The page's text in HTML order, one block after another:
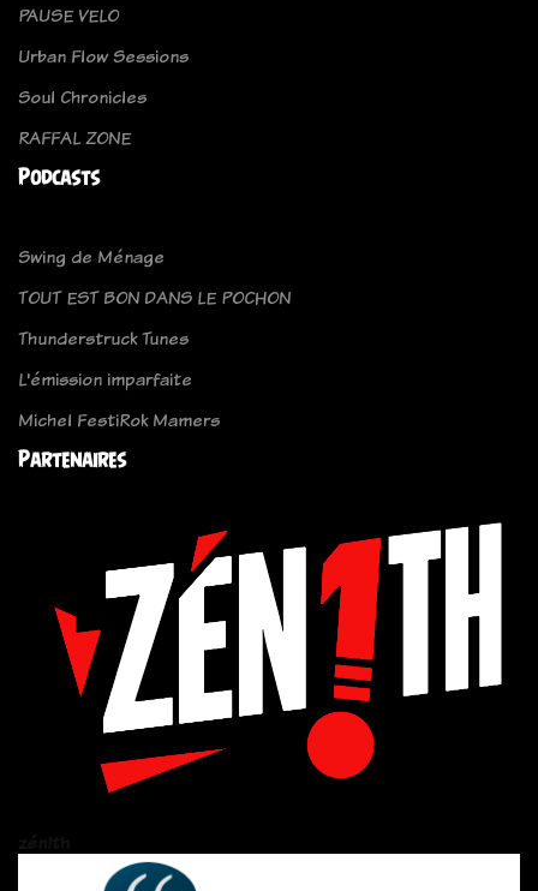
PAUSE VELO
Urban Flow Sessions
Soul Chronicles
RAFFAL ZONE
Podcasts
Swing de Ménage
TOUT EST BON DANS LE POCHON
Thunderstruck Tunes
L'émission imparfaite
Michel FestiRok Mamers
Partenaires